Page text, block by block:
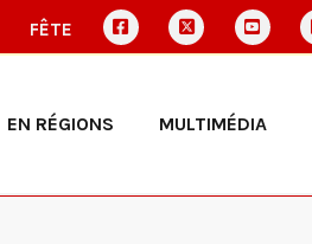
FÊTE
EN RÉGIONS MULTIMÉDIA